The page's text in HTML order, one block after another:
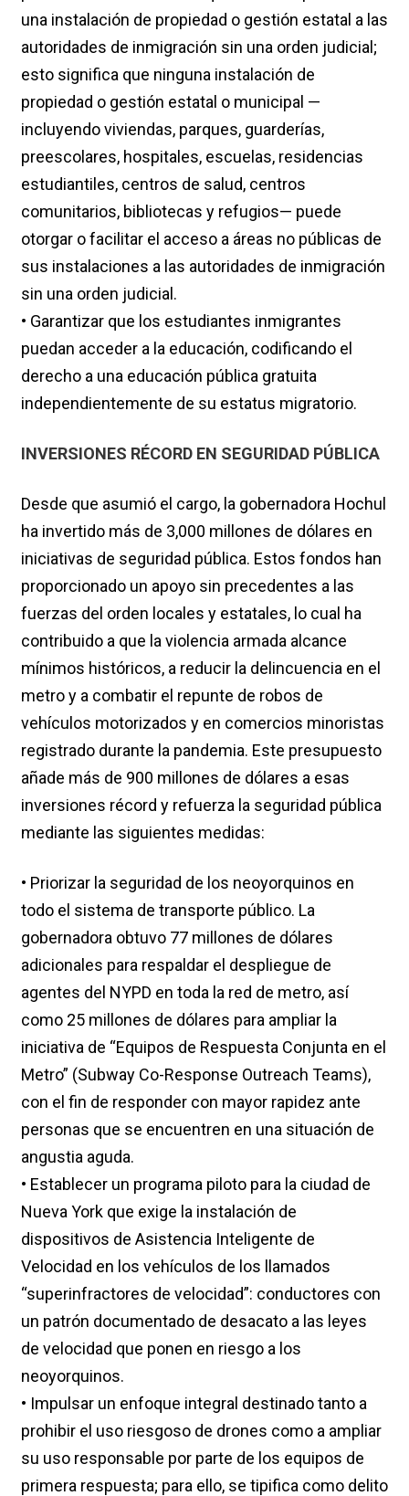
una instalación de propiedad o gestión estatal a las
autoridades de inmigración sin una orden judicial;
esto significa que ninguna instalación de
propiedad o gestión estatal o municipal —
incluyendo viviendas, parques, guarderías,
preescolares, hospitales, escuelas, residencias
estudiantiles, centros de salud, centros
comunitarios, bibliotecas y refugios— puede
otorgar o facilitar el acceso a áreas no públicas de
sus instalaciones a las autoridades de inmigración
sin una orden judicial.
• Garantizar que los estudiantes inmigrantes
puedan acceder a la educación, codificando el
derecho a una educación pública gratuita
independientemente de su estatus migratorio.
INVERSIONES RÉCORD EN SEGURIDAD PÚBLICA
Desde que asumió el cargo, la gobernadora Hochul
ha invertido más de 3,000 millones de dólares en
iniciativas de seguridad pública. Estos fondos han
proporcionado un apoyo sin precedentes a las
fuerzas del orden locales y estatales, lo cual ha
contribuido a que la violencia armada alcance
mínimos históricos, a reducir la delincuencia en el
metro y a combatir el repunte de robos de
vehículos motorizados y en comercios minoristas
registrado durante la pandemia. Este presupuesto
añade más de 900 millones de dólares a esas
inversiones récord y refuerza la seguridad pública
mediante las siguientes medidas:
• Priorizar la seguridad de los neoyorquinos en
todo el sistema de transporte público. La
gobernadora obtuvo 77 millones de dólares
adicionales para respaldar el despliegue de
agentes del NYPD en toda la red de metro, así
como 25 millones de dólares para ampliar la
iniciativa de “Equipos de Respuesta Conjunta en el
Metro” (Subway Co-Response Outreach Teams),
con el fin de responder con mayor rapidez ante
personas que se encuentren en una situación de
angustia aguda.
• Establecer un programa piloto para la ciudad de
Nueva York que exige la instalación de
dispositivos de Asistencia Inteligente de
Velocidad en los vehículos de los llamados
“superinfractores de velocidad”: conductores con
un patrón documentado de desacato a las leyes
de velocidad que ponen en riesgo a los
neoyorquinos.
• Impulsar un enfoque integral destinado tanto a
prohibir el uso riesgoso de drones como a ampliar
su uso responsable por parte de los equipos de
primera respuesta; para ello, se tipifica como delito